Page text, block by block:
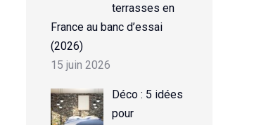
terrasses en
France au banc d’essai
(2026)
15 juin 2026
Déco : 5 idées
pour